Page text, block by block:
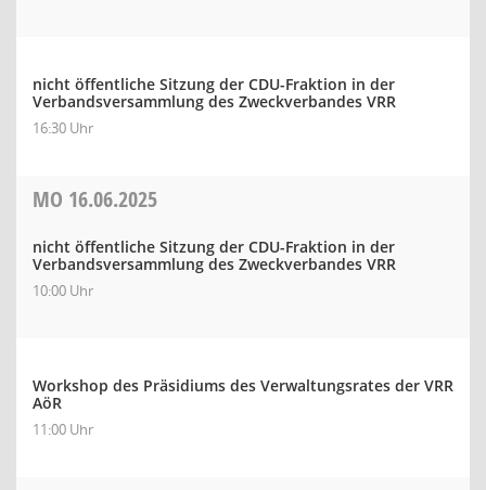
nicht öffentliche Sitzung der CDU-Fraktion in der
Verbandsversammlung des Zweckverbandes VRR
16:30 Uhr
MO 16.06.2025
nicht öffentliche Sitzung der CDU-Fraktion in der
Verbandsversammlung des Zweckverbandes VRR
10:00 Uhr
Workshop des Präsidiums des Verwaltungsrates der VRR
AöR
11:00 Uhr